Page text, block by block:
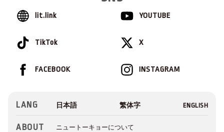
lit.link YOUTUBE
TikTok X
INSTAGRAM
FACEBOOK
LANG
ABOUT ニュートーキョーについて